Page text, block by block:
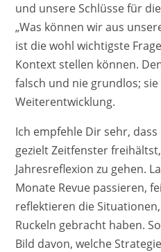
und unsere Schlüsse für
„Was können wir aus
ist die wohl wichtigste
Kontext stellen können.
falsch und nie grundlos;
Weiterentwicklung.
Ich empfehle Dir sehr,
gezielt Zeitfenster
Jahresreflexion zu gehen.
Monate Revue passieren,
reflektieren die
Ruckeln gebracht haben.
Bild davon, welche